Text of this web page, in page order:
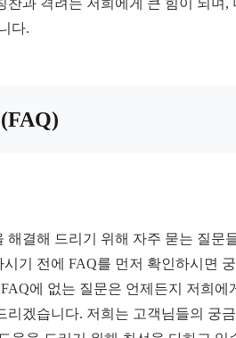
찬과 격려는 저희에게 큰 힘이 되며,
다.
해결해 드리기 위해 자주 묻는 질문
기 전에 FAQ를 먼저 확인하시면
에 없는 질문은 언제든지 저희에
리겠습니다. 저희는 고객님들의 궁